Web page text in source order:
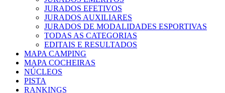
JURADOS EFETIVOS
JURADOS AUXILIARES
JURADOS DE MODALIDADES ESPORTIVAS
TODAS AS CATEGORIAS
EDITAIS E RESULTADOS
MAPA CAMPING
MAPA COCHEIRAS
NÚCLEOS
PISTA
RANKINGS